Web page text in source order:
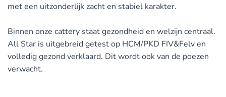
met een uitzonderlijk zacht en stabiel karakter.
Binnen onze cattery staat gezondheid en welzijn centraal.
All Star is uitgebreid getest op HCM/PKD FIV&Felv en
volledig gezond verklaard. Dit wordt ook van de poezen
verwacht.